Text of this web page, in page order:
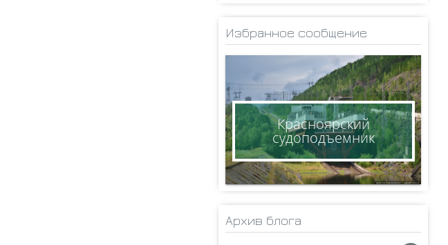
КСЕНОФОНТОВ
ksen_nm@mail.ru
Избранное сообщение
Красноярский
судоподъемник
Архив блога